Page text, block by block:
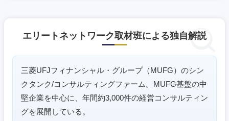
エリートネットワーク取材班による独自解説
三菱UFJフィナンシャル・グループ（MUFG）のシン
クタンク/コンサルティングファーム。MUFG基盤の中
堅企業を中心に、年間約3,000件の経営コンサルティン
グを展開している。